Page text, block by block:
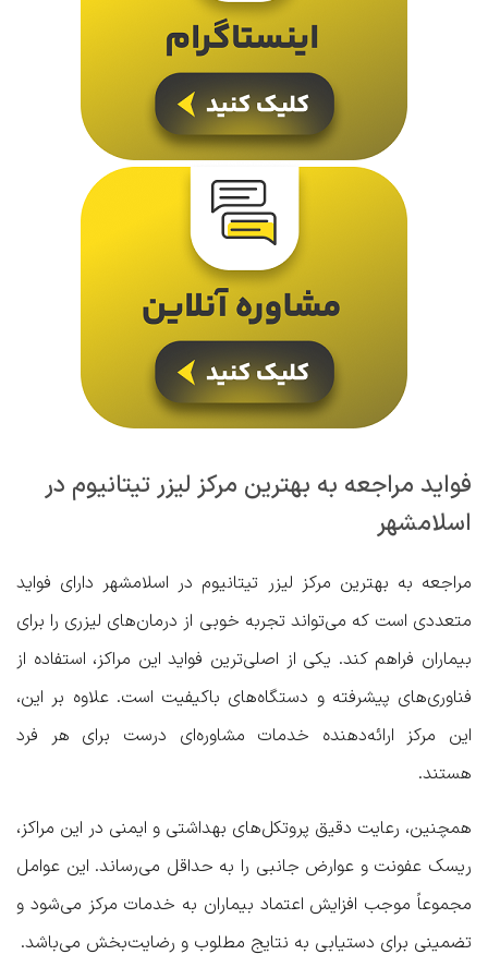
فواید مراجعه به بهترین مرکز لیزر تیتانیوم در
اسلامشهر
مراجعه به بهترین مرکز لیزر تیتانیوم در اسلامشهر دارای فواید
متعددی است که می‌تواند تجربه خوبی از درمان‌های لیزری را برای
بیماران فراهم کند. یکی از اصلی‌ترین فواید این مراکز، استفاده از
فناوری‌های پیشرفته و دستگاه‌های باکیفیت است. علاوه بر این،
این مرکز ارائه‌دهنده خدمات مشاوره‌ای درست برای هر فرد
هستند.
همچنین، رعایت دقیق پروتکل‌های بهداشتی و ایمنی در این مراکز،
ریسک عفونت و عوارض جانبی را به حداقل می‌رساند. این عوامل
مجموعاً موجب افزایش اعتماد بیماران به خدمات مرکز می‌شود و
تضمینی برای دستیابی به نتایج مطلوب و رضایت‌بخش می‌باشد.